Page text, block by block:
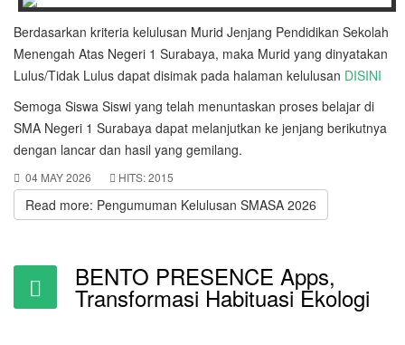
Berdasarkan kriteria kelulusan Murid Jenjang Pendidikan Sekolah
Menengah Atas Negeri 1 Surabaya, maka Murid yang dinyatakan
Lulus/Tidak Lulus dapat disimak pada halaman kelulusan DISINI
Semoga Siswa Siswi yang telah menuntaskan proses belajar di
SMA Negeri 1 Surabaya dapat melanjutkan ke jenjang berikutnya
dengan lancar dan hasil yang gemilang.
04 MAY 2026 HITS: 2015
Read more: Pengumuman Kelulusan SMASA 2026
BENTO PRESENCE Apps,
Transformasi Habituasi Ekologi